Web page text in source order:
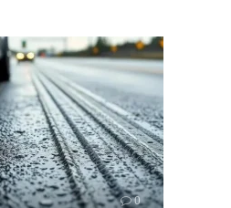
0